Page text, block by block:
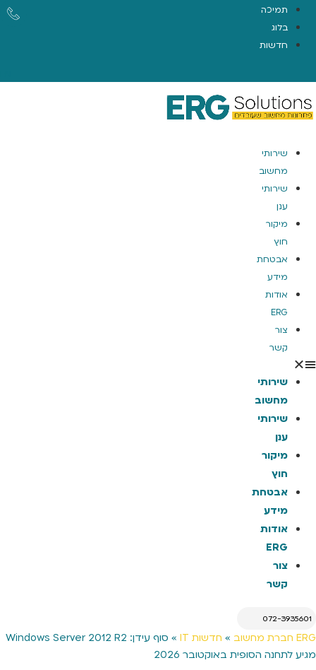
תמיכה
בלוג
חדשות
שירותי
מחשוב
שירותי
ענן
מיקור
חוץ
אבטחת
מידע
אודות
ERG
צור
קשר
שירותי
מחשוב
שירותי
ענן
מיקור
חוץ
אבטחת
מידע
אודות
ERG
צור
קשר
072-3935601
ERG חברת מחשוב » חדשות IT »
סוף עידן: Windows Server 2012 R2
מגיע לתחנה הסופית באוקטובר 2026